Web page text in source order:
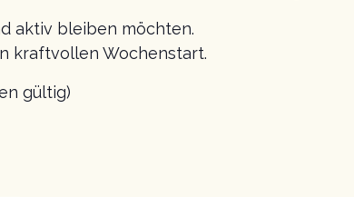
aktiv bleiben möchten.
kraftvollen Wochenstart.
gültig)